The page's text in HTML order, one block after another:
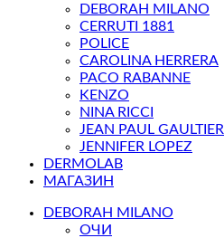
DEBORAH MILANO
CERRUTI 1881
POLICE
CAROLINA HERRERA
PACO RABANNE
KENZO
NINA RICCI
JEAN PAUL GAULTIER
JENNIFER LOPEZ
DERMOLAB
МАГАЗИН
DEBORAH MILANO
ОЧИ